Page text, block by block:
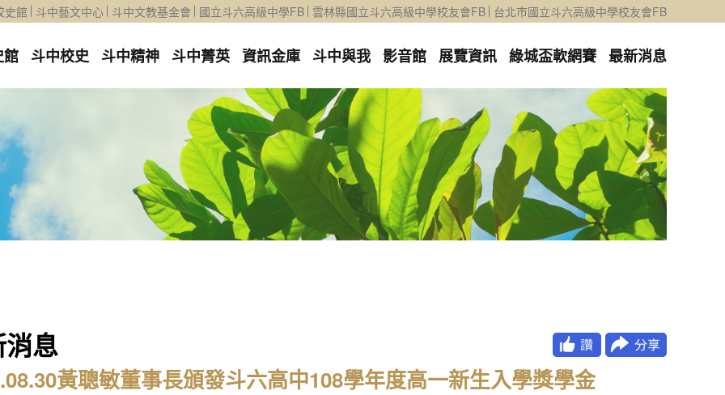
史館 斗中藝文中心 斗中文教基金會 國立斗六高級中學FB 雲林縣國立斗六高級中學校友會FB 台北市國立斗六高級中學校友會FB
館 斗中校史 斗中精神 斗中菁英 資訊金庫 斗中與我 影音館 展覽資訊 綠城盃軟網賽 最新消息
息
黃聰敏董事長頒發斗六高中108學年度高一新生入學獎學金